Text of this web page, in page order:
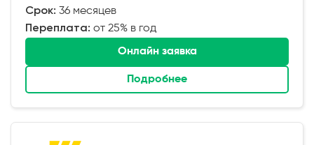
Срок: 36 месяцев
Переплата: от 25% в год
Онлайн заявка
Подробнее